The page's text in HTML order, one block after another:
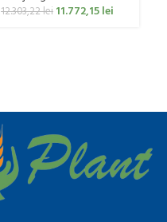
12.303,22lei 11.772,15lei